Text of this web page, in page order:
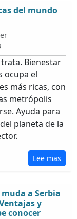
del mundo
Bienestar
ocupa el
más ricas, con
metrópolis
Ayuda para
planeta de la
Lee mas
a Serbia
y
conocer